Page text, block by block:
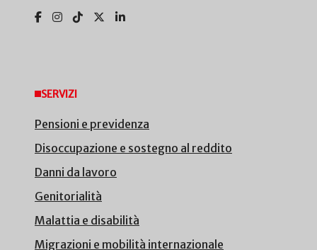
SERVIZI
Pensioni e previdenza
Disoccupazione e sostegno al reddito
Danni da lavoro
Genitorialità
Malattia e disabilità
Migrazioni e mobilità internazionale